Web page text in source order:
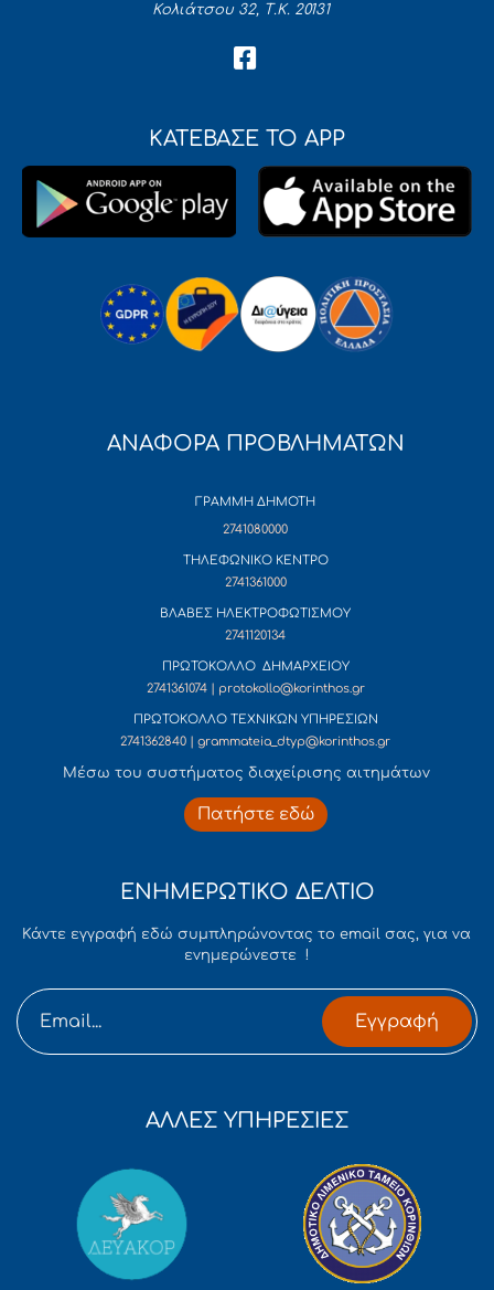
Κολιάτσου 32, Τ.Κ. 20131
ΚΑΤΕΒΑΣΕ ΤΟ APP
ΑΝΑΦΟΡΑ ΠΡΟΒΛΗΜΑΤΩΝ
ΓΡΑΜΜΗ ΔΗΜΟΤΗ
2741080000
ΤΗΛΕΦΩΝΙΚΟ ΚΕΝΤΡΟ
2741361000
ΒΛΑΒΕΣ ΗΛΕΚΤΡΟΦΩΤΙΣΜΟΥ
2741120134
ΠΡΩΤΟΚΟΛΛΟ ΔΗΜΑΡΧΕΙΟΥ
2741361074 | protokollo@korinthos.gr
ΠΡΩΤΟΚΟΛΛΟ ΤΕΧΝΙΚΩΝ ΥΠΗΡΕΣΙΩΝ
2741362840 | grammateia_dtyp@korinthos.gr
Mέσω του συστήματος διαχείρισης αιτημάτων
Πατήστε εδώ
ΕΝΗΜΕΡΩΤΙΚΟ ΔΕΛΤΙΟ
Κάντε εγγραφή εδώ συμπληρώνοντας το email σας, για να
ενημερώνεστε !
Εγγραφή
ΑΛΛΕΣ ΥΠΗΡΕΣΙΕΣ